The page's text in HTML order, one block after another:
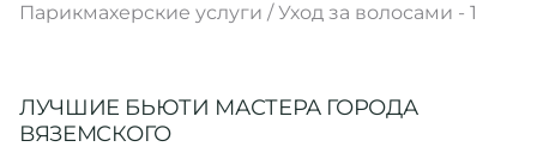
Парикмахерские услуги / Уход за волосами - 1
ЛУЧШИЕ БЬЮТИ МАСТЕРА ГОРОДА
ВЯЗЕМСКОГО